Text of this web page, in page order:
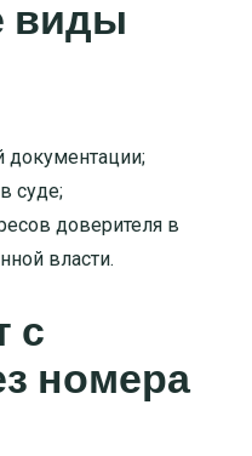
виды
документации;
суде;
доверителя в
власти.
с
номера